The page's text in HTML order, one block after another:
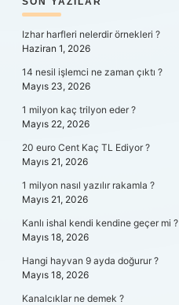
SIDEBAR
Izhar harfleri nelerdir örnekleri ?
Haziran 1, 2026
14 nesil işlemci ne zaman çıktı ?
Mayıs 23, 2026
1 milyon kaç trilyon eder ?
Mayıs 22, 2026
20 euro Cent Kaç TL Ediyor ?
Mayıs 21, 2026
1 milyon nasıl yazılır rakamla ?
Mayıs 21, 2026
Kanlı ishal kendi kendine geçer mi ?
Mayıs 18, 2026
Hangi hayvan 9 ayda doğurur ?
Mayıs 18, 2026
Kanalcıklar ne demek ?